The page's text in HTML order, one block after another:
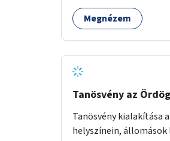
Megnézem
Tanösvény az
Tanösvény kialakítása
helyszínein, állomások